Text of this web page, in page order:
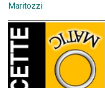
Maritozzi